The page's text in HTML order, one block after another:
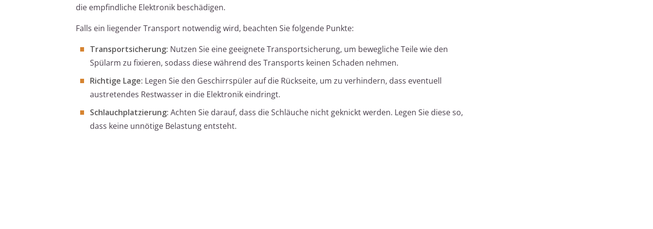
die empfindliche Elektronik beschädigen.
Falls ein liegender Transport notwendig wird, beachten Sie folgende Punkte:
Transportsicherung: Nutzen Sie eine geeignete Transportsicherung, um bewegliche Teile wie den
Spülarm zu fixieren, sodass diese während des Transports keinen Schaden nehmen.
Richtige Lage: Legen Sie den Geschirrspüler auf die Rückseite, um zu verhindern, dass eventuell
austretendes Restwasser in die Elektronik eindringt.
Schlauchplatzierung: Achten Sie darauf, dass die Schläuche nicht geknickt werden. Legen Sie diese so,
dass keine unnötige Belastung entsteht.